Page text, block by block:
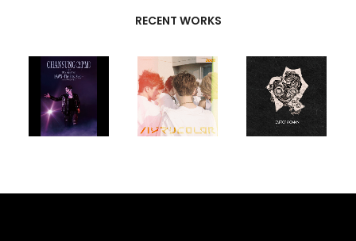
RECENT WORKS
CREATIVE
PARTNERS
UNISON